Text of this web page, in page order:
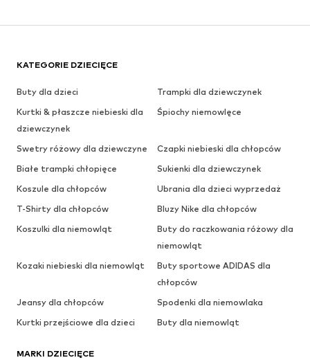
KATEGORIE DZIECIĘCE
Buty dla dzieci
Trampki dla dziewczynek
Kurtki & płaszcze niebieski dla
dziewczynek
Śpiochy niemowlęce
Swetry różowy dla dziewczyne
Czapki niebieski dla chłopców
Białe trampki chłopięce
Sukienki dla dziewczynek
Koszule dla chłopców
Ubrania dla dzieci wyprzedaż
T-Shirty dla chłopców
Bluzy Nike dla chłopców
Koszulki dla niemowląt
Buty do raczkowania różowy dla
niemowląt
Kozaki niebieski dla niemowląt
Buty sportowe ADIDAS dla
chłopców
Jeansy dla chłopców
Spodenki dla niemowlaka
Kurtki przejściowe dla dzieci
Buty dla niemowląt
MARKI DZIECIĘCE